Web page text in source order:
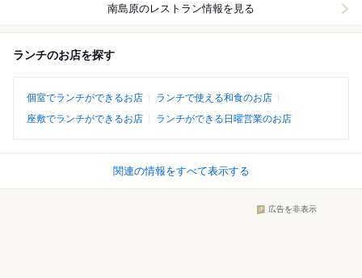
南島原のレストラン情報を見る
ランチのお店を探す
個室でランチができるお店
ランチで使える和食のお店
座敷でランチができるお店
ランチができる日曜営業のお店
関連の情報をすべて表示する
広告を非表示